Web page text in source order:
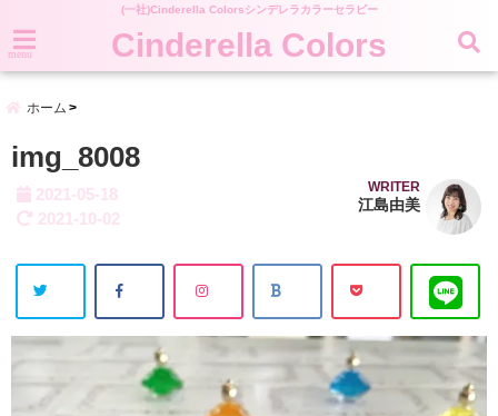
(一社)Cinderella Colorsシンデレラカラーセラピー
menu Cinderella Colors
ホーム
img_8008
2021-05-18
2021-10-02
WRITER
江島由美